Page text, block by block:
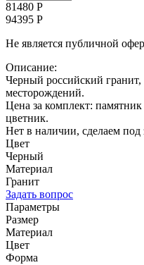
81480 Р
94395 Р
Не является публичной
Описание:
Черный российский гранит,
месторождений.
Цена за комплект: памятник
цветник.
Нет в наличии, сделаем под
Цвет
Черный
Материал
Гранит
Задать вопрос
Параметры
Размер
Материал
Цвет
Форма